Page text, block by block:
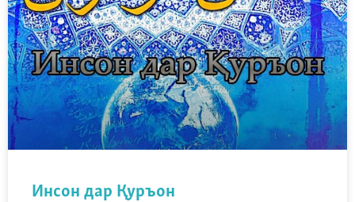
Инсон дар Қуръон